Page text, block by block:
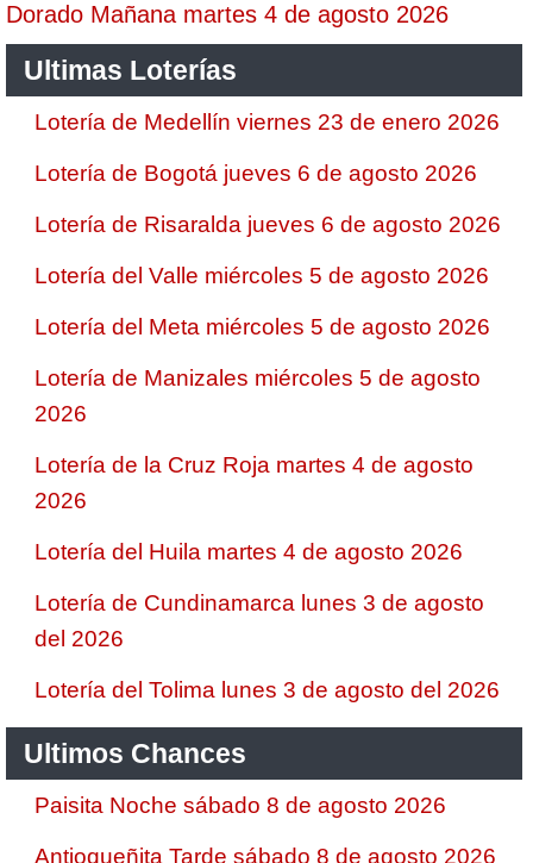
Dorado Mañana martes 4 de agosto 2026
Ultimas Loterías
Lotería de Medellín viernes 23 de enero 2026
Lotería de Bogotá jueves 6 de agosto 2026
Lotería de Risaralda jueves 6 de agosto 2026
Lotería del Valle miércoles 5 de agosto 2026
Lotería del Meta miércoles 5 de agosto 2026
Lotería de Manizales miércoles 5 de agosto
2026
Lotería de la Cruz Roja martes 4 de agosto
2026
Lotería del Huila martes 4 de agosto 2026
Lotería de Cundinamarca lunes 3 de agosto
del 2026
Lotería del Tolima lunes 3 de agosto del 2026
Ultimos Chances
Paisita Noche sábado 8 de agosto 2026
Antioqueñita Tarde sábado 8 de agosto 2026